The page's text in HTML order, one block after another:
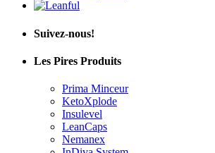
Suivez-nous!
Les Pires Produits
Prima Minceur
KetoXplode
Insulevel
LeanCaps
Nemanex